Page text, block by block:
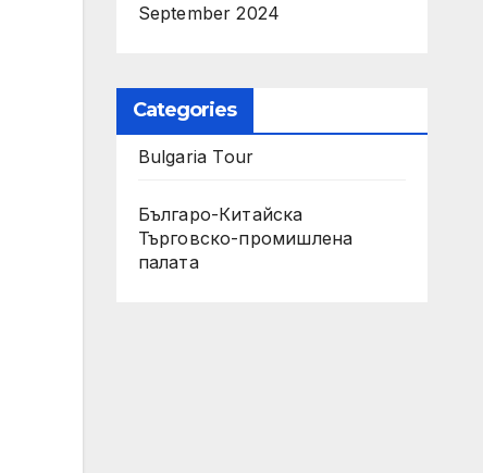
September 2024
Categories
Bulgaria Tour
Българо-Китайска
Търговско-промишлена
палaта